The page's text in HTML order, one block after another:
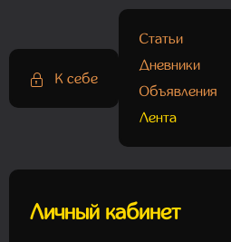
К себе
Статьи
Дневники
Объявления
Лента
Личный кабинет